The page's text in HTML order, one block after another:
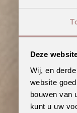
Deze
Wij, en
website
bouwen van
kunt u uw